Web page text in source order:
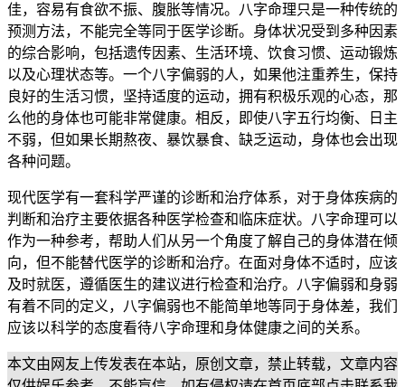
佳，容易有食欲不振、腹胀等情况。八字命理只是一种传统的
预测方法，不能完全等同于医学诊断。身体状况受到多种因素
的综合影响，包括遗传因素、生活环境、饮食习惯、运动锻炼
以及心理状态等。一个八字偏弱的人，如果他注重养生，保持
良好的生活习惯，坚持适度的运动，拥有积极乐观的心态，那
么他的身体也可能非常健康。相反，即使八字五行均衡、日主
不弱，但如果长期熬夜、暴饮暴食、缺乏运动，身体也会出现
各种问题。
现代医学有一套科学严谨的诊断和治疗体系，对于身体疾病的
判断和治疗主要依据各种医学检查和临床症状。八字命理可以
作为一种参考，帮助人们从另一个角度了解自己的身体潜在倾
向，但不能替代医学的诊断和治疗。在面对身体不适时，应该
及时就医，遵循医生的建议进行检查和治疗。八字偏弱和身弱
有着不同的定义，八字偏弱也不能简单地等同于身体差，我们
应该以科学的态度看待八字命理和身体健康之间的关系。
本文由网友上传发表在本站，原创文章，禁止转载，文章内容